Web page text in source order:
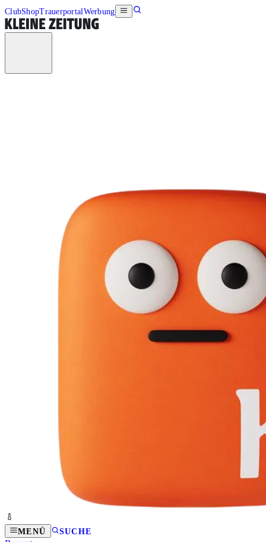
ClubShopTrauerportalWerbung
MENÜ SUCHE